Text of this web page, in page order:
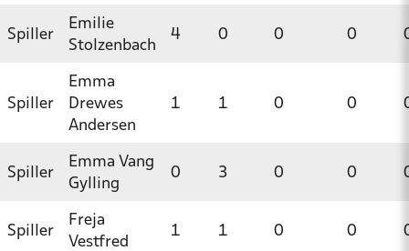
Spiller
Emilie
Stolzenbach
4 0 0 0
Spiller
Emma
Drewes
Andersen
1 1 0 0
Spiller
Emma Vang
Gylling
0 3 0 0
Spiller
Freja
Vestfred
1 1 0 0